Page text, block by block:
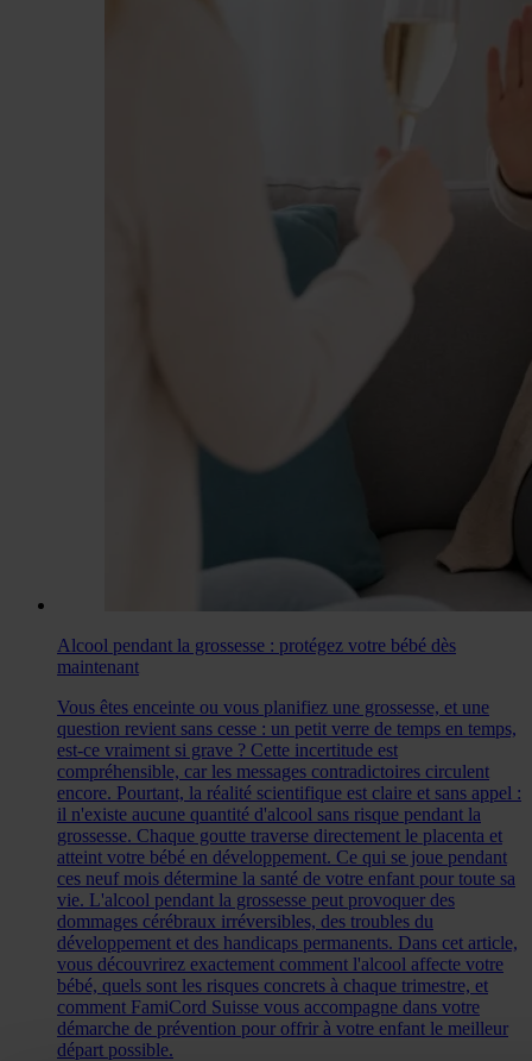
Alcool pendant la grossesse : protégez votre bébé dès
maintenant
Vous êtes enceinte ou vous planifiez une grossesse, et une
question revient sans cesse : un petit verre de temps en temps,
est-ce vraiment si grave ? Cette incertitude est
compréhensible, car les messages contradictoires circulent
encore. Pourtant, la réalité scientifique est claire et sans appel :
il n'existe aucune quantité d'alcool sans risque pendant la
grossesse. Chaque goutte traverse directement le placenta et
atteint votre bébé en développement. Ce qui se joue pendant
ces neuf mois détermine la santé de votre enfant pour toute sa
vie. L'alcool pendant la grossesse peut provoquer des
dommages cérébraux irréversibles, des troubles du
développement et des handicaps permanents. Dans cet article,
vous découvrirez exactement comment l'alcool affecte votre
bébé, quels sont les risques concrets à chaque trimestre, et
comment FamiCord Suisse vous accompagne dans votre
démarche de prévention pour offrir à votre enfant le meilleur
départ possible.